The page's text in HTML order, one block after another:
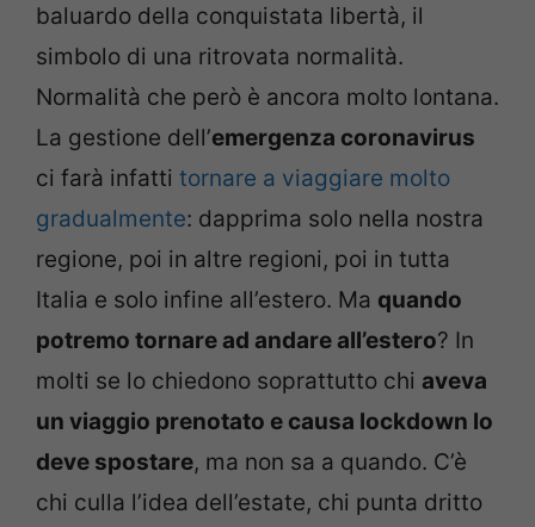
baluardo della conquistata libertà, il
simbolo di una ritrovata normalità.
Normalità che però è ancora molto lontana.
La gestione dell’emergenza coronavirus
ci farà infatti tornare a viaggiare molto
gradualmente: dapprima solo nella nostra
regione, poi in altre regioni, poi in tutta
Italia e solo infine all’estero. Ma quando
potremo tornare ad andare all’estero? In
molti se lo chiedono soprattutto chi aveva
un viaggio prenotato e causa lockdown lo
deve spostare, ma non sa a quando. C’è
chi culla l’idea dell’estate, chi punta dritto